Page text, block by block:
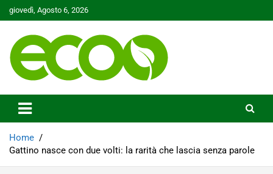
Skip
to
giovedì, Agosto 6, 2026
Ecoo.it
Home
Gattino nasce con due volti: la rarità che lascia senza parole